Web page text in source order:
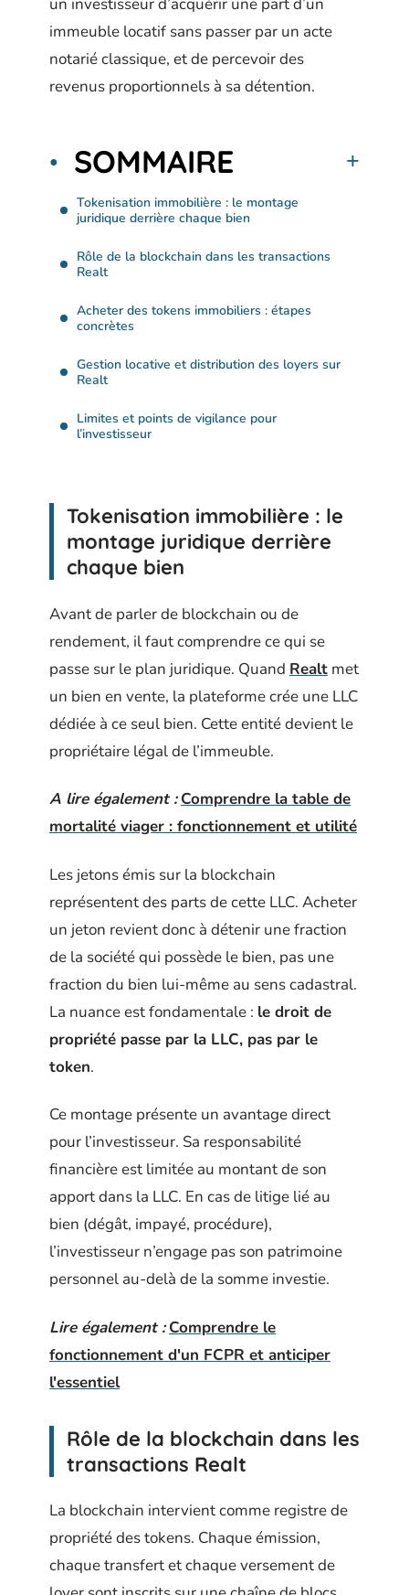
immeuble locatif sans passer par un acte
notarié classique, et de percevoir des
revenus proportionnels à sa détention.
SOMMAIRE
Tokenisation immobilière : le montage
juridique derrière chaque bien
Rôle de la blockchain dans les transactions
Realt
Acheter des tokens immobiliers : étapes
concrètes
Gestion locative et distribution des loyers sur
Realt
Limites et points de vigilance pour
l’investisseur
Tokenisation immobilière : le
montage juridique derrière
chaque bien
Avant de parler de blockchain ou de
rendement, il faut comprendre ce qui se
passe sur le plan juridique. Quand Realt met
un bien en vente, la plateforme crée une LLC
dédiée à ce seul bien. Cette entité devient le
propriétaire légal de l’immeuble.
A lire également : Comprendre la table de
mortalité viager : fonctionnement et utilité
Les jetons émis sur la blockchain
représentent des parts de cette LLC. Acheter
un jeton revient donc à détenir une fraction
de la société qui possède le bien, pas une
fraction du bien lui-même au sens cadastral.
La nuance est fondamentale : le droit de
propriété passe par la LLC, pas par le
token.
Ce montage présente un avantage direct
pour l’investisseur. Sa responsabilité
financière est limitée au montant de son
apport dans la LLC. En cas de litige lié au
bien (dégât, impayé, procédure),
l’investisseur n’engage pas son patrimoine
personnel au-delà de la somme investie.
Lire également : Comprendre le
fonctionnement d'un FCPR et anticiper
l'essentiel
Rôle de la blockchain dans les
transactions Realt
La blockchain intervient comme registre de
propriété des tokens. Chaque émission,
chaque transfert et chaque versement de